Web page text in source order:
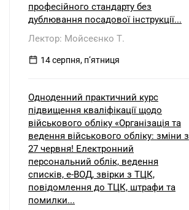
професійного стандарту без
дублювання посадової інструкції...
Лектор: Мойсеєнко Т.
14 серпня, пʼятниця
Одноденний практичний курс
підвищення кваліфікації щодо
військового обліку «Організація та
ведення військового обліку: зміни з
27 червня! Електронний
персональний облік, ведення
списків, е-ВОД, звірки з ТЦК,
повідомлення до ТЦК, штрафи та
помилки...